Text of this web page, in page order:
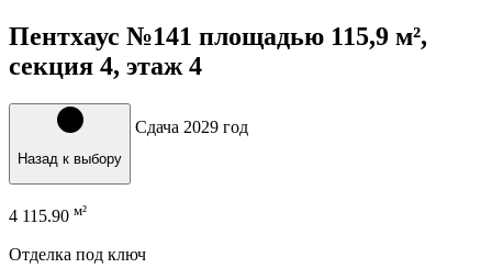
Пентхаус №141 площадью 115,9 м²,
секция 4, этаж 4
Назад к выбору
Сдача 2029 год
4 115.90 м²
Отделка под ключ